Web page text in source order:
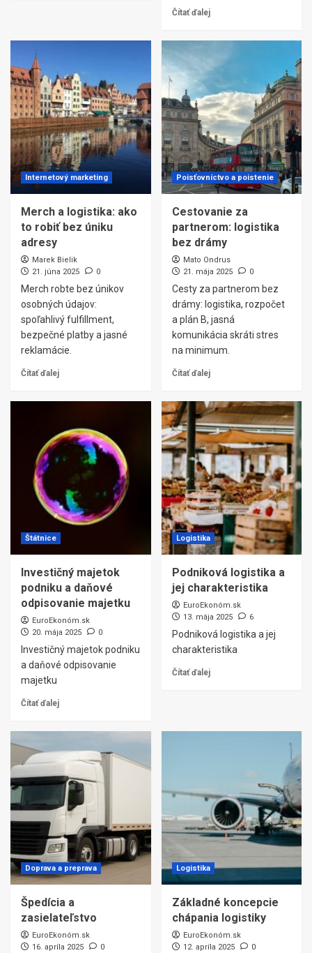
Čítať ďalej
Internetový marketing
Merch a logistika: ako
to robiť bez úniku
adresy
Marek Bielik
21. júna 2025
0
Merch robte bez únikov
osobných údajov:
spoľahlivý fulfillment,
bezpečné platby a jasné
reklamácie.
Čítať ďalej
Poisťovníctvo a poistenie
Cestovanie za
partnerom: logistika
bez drámy
Mato Ondrus
21. mája 2025
0
Cesty za partnerom bez
drámy: logistika, rozpočet
a plán B, jasná
komunikácia skráti stres
na minimum.
Čítať ďalej
Štátnice
Investičný majetok
podniku a daňové
odpisovanie majetku
EuroEkonóm.sk
20. mája 2025
0
Investičný majetok podniku
a daňové odpisovanie
majetku
Čítať ďalej
Logistika
Podniková logistika a
jej charakteristika
EuroEkonóm.sk
13. mája 2025
6
Podniková logistika a jej
charakteristika
Čítať ďalej
Doprava a preprava
Špedícia a
zasielateľstvo
EuroEkonóm.sk
16. apríla 2025
0
Logistika
Základné koncepcie
chápania logistiky
EuroEkonóm.sk
12. apríla 2025
0